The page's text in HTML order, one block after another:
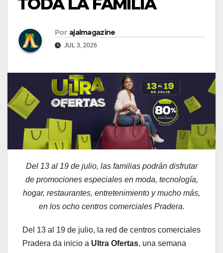
Por ajalmagazine
JUL 3, 2026
Del 13 al 19 de julio, las familias podrán disfrutar
de promociones especiales en moda, tecnología,
hogar, restaurantes, entretenimiento y mucho más,
en los ocho centros comerciales Pradera.
Del 13 al 19 de julio, la red de centros comerciales
Pradera da inicio a Ultra Ofertas, una semana